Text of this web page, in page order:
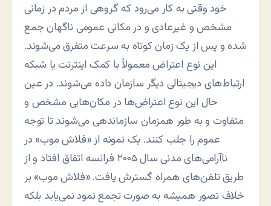
خود وقتی به کار می‌رود که گروهی از مردم در زمانی
مشخص و غیرعادی و در مکانی عمومی ناگهان جمع
شده و پس از یک زمان کوتاه به سرعت متفرق می‌شوند.
این نوع اعتراض معمولاً با کمک اینترنت یا شبکه
ارتباط‌های دیجیتالی دیگر سازمان داده می‌شوند. در عین
حال این نوع اعتراض‌ها در مکان‌هایی مشخص و
متفاوت و به طور همزمان سازماندهی می‌شوند تا توجه
عموم را جلب کنند. یک نمونه از «فلاش موب» در
ناآرامی‌های مدنی سال ۲۰۰۵ فرانسه اتفاق افتاد و از
طریق تلفن‌های همراه گسترش یافت. «فلاش موب» بر
خلاف تصور همیشه به صورت تجمع نمود نمی‌یابد بلکه